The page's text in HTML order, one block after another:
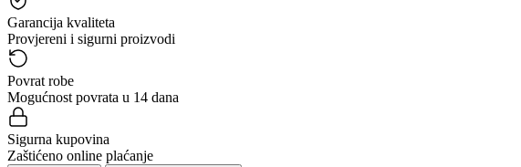
Garancija kvaliteta
Provjereni i sigurni proizvodi
Povrat robe
Mogućnost povrata u 14 dana
Sigurna kupovina
Zaštićeno online plaćanje